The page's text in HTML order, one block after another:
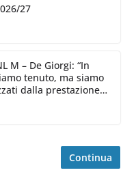
27
M – De Giorgi: “In
tenuto, ma siamo
dalla prestazione
Continua